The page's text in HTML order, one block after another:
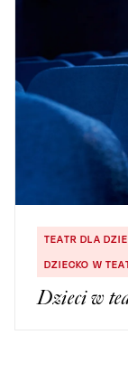
TEATR DLA
DZIECKO W
Dzieci w